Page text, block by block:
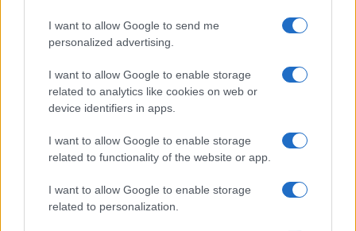
I want to allow Google to send me
personalized advertising.
I want to allow Google to enable storage
related to analytics like cookies on web or
device identifiers in apps.
I want to allow Google to enable storage
related to functionality of the website or app.
I want to allow Google to enable storage
related to personalization.
Continua a leggere